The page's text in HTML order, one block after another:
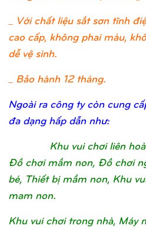
_ Với chất liệu sắt sơn tĩnh
cao cấp, không phai màu,
dễ vệ sinh.
_ Bảo hành 12 tháng.
Ngoài ra công ty còn cung
đa dạng hấp dẫn như:
Khu vui chơi liên
Đồ chơi mầm non, Đồ chơi
bé, Thiết bị mầm non, Khu
mam non.
Khu vui chơi trong nhà, Máy